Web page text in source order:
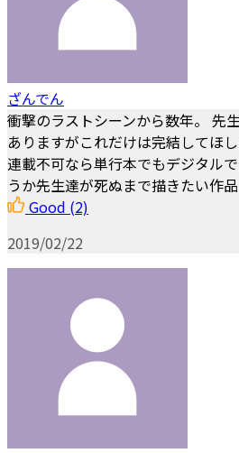
ざんでん
衝撃のラストシーンから数年。 先
ありますがこれだけは完結してほ
連載不可なら単行本でもデジタル
うか先生達が死ぬまで描きたい作
Good (2)
2019/02/22